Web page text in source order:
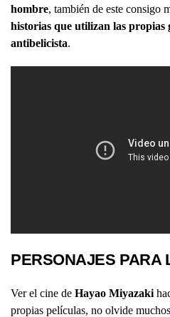
hombre, también de este consigo
historias que utilizan las propias
antibelicista.
PERSONAJES PARA
Ver el cine de Hayao Miyazaki
propias películas, no olvide